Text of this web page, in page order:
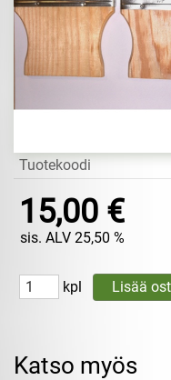
Tuotekoodi
15,00 €
sis. ALV 25,50 %
kpl
Katso myös